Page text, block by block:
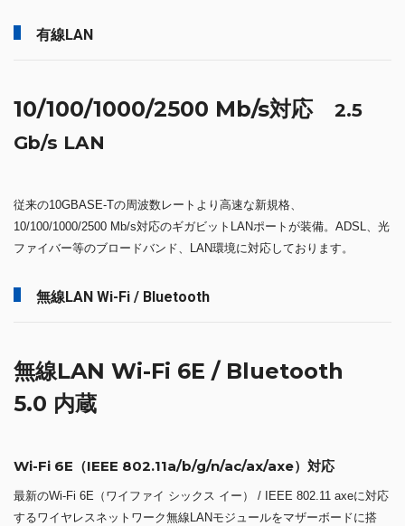
有線LAN
10/100/1000/2500 Mb/s対応 2.5
Gb/s LAN
従来の10GBASE-Tの周波数レートより高速な新規格、
10/100/1000/2500 Mb/s対応のギガビットLANポートが装備。ADSL、光
ファイバー等のブロードバンド、LAN環境に対応しております。
無線LAN Wi-Fi / Bluetooth
無線LAN Wi-Fi 6E / Bluetooth
5.0 内蔵
Wi-Fi 6E（IEEE 802.11a/b/g/n/ac/ax/axe）対応
最新のWi-Fi 6E（ワイファイ シックス イー） / IEEE 802.11 axeに対応
するワイヤレスネットワーク無線LANモジュールをマザーボードに搭